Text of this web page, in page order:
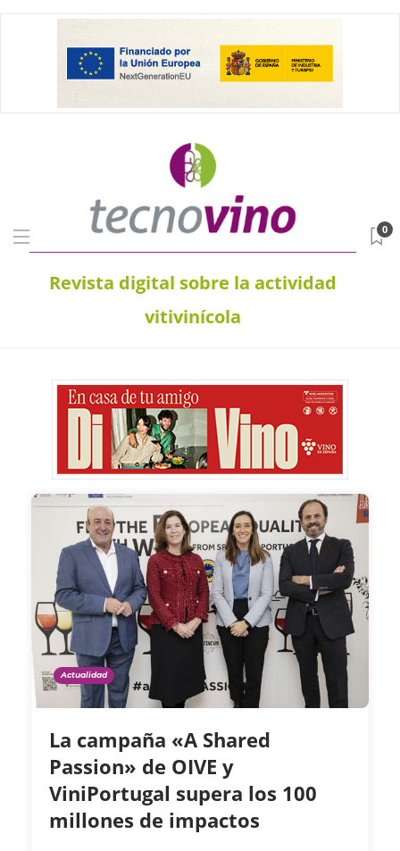
Revista digital sobre la actividad
vitivinícola
0
Actualidad
La campaña «A Shared
Passion» de OIVE y
ViniPortugal supera los 100
millones de impactos